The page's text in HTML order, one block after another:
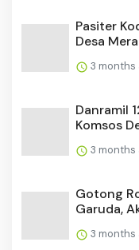
Pasiter
Desa
3 months
Danramil
Komsos
3 months
Gotong
Garuda,
3 months